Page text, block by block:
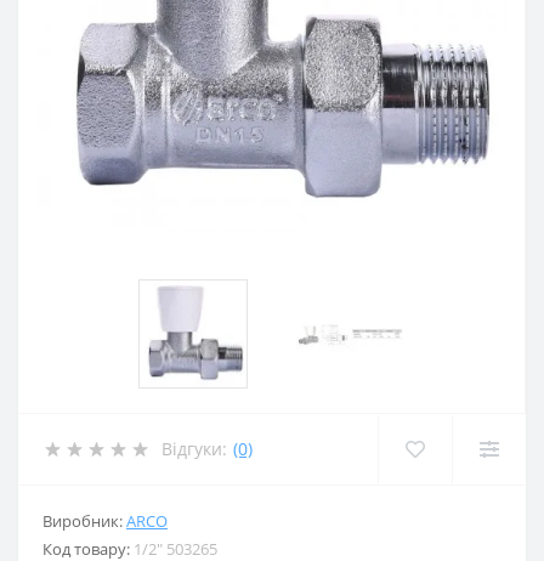
Відгуки: (0)
Виробник:ARCO
Код товару: 1/2″ 503265